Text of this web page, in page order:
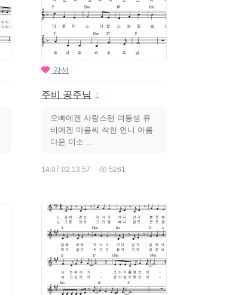
감성
주비 공주님 1
오빠에겐 사랑스런 여동생 유
비에겐 마음씨 착한 언니 아름
다운 미소 ...
14.07.02.13:57 5261